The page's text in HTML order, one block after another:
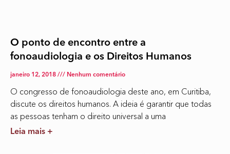
O ponto de encontro entre a
fonoaudiologia e os Direitos Humanos
janeiro 12, 2018 Nenhum comentário
O congresso de fonoaudiologia deste ano, em Curitiba,
discute os direitos humanos. A ideia é garantir que todas
as pessoas tenham o direito universal a uma
Leia mais +